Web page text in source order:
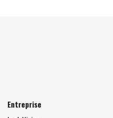
Entreprise